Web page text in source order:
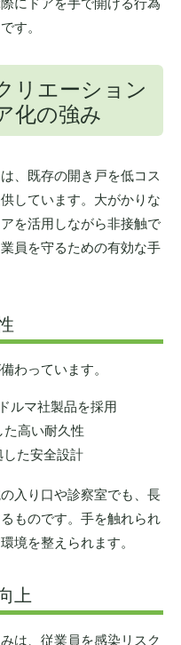
す。
リエーション
化の強み
、既存の開き戸を低コス
しています。大がかりな
を活用しながら非接触で
員を守るための有効な手
わっています。
ルマ社製品を採用
高い耐久性
た安全設計
入り口や診察室でも、長
ものです。手を触れられ
境を整えられます。
上
は、従業員を感染リスク